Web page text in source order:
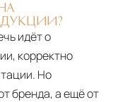
идёт о
корректно
Но
бренда, а ещё от